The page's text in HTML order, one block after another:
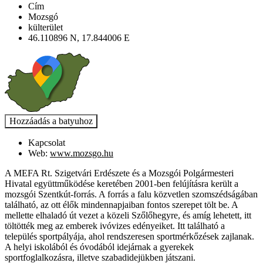
Cím
Mozsgó
külterület
46.110896 N, 17.844006 E
Kapcsolat
Web: www.mozsgo.hu
A MEFA Rt. Szigetvári Erdészete és a Mozsgói Polgármesteri
Hivatal együttműködése keretében 2001-ben felújításra került a
mozsgói Szentkút-forrás. A forrás a falu közvetlen szomszédságában
található, az ott élők mindennapjaiban fontos szerepet tölt be. A
mellette elhaladó út vezet a közeli Szőlőhegyre, és amíg lehetett, itt
töltötték meg az emberek ivóvizes edényeiket. Itt található a
település sportpályája, ahol rendszeresen sportmérkőzések zajlanak.
A helyi iskolából és óvodából idejárnak a gyerekek
sportfoglalkozásra, illetve szabadidejükben játszani.